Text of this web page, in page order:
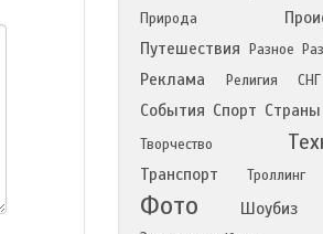
Природа
Путешествия
Разное
Реклама Религия СНГ
События Спорт Страны
Творчество
Транспорт Троллинг
Фото Шоубиз